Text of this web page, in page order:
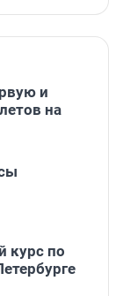
и
на
курс по